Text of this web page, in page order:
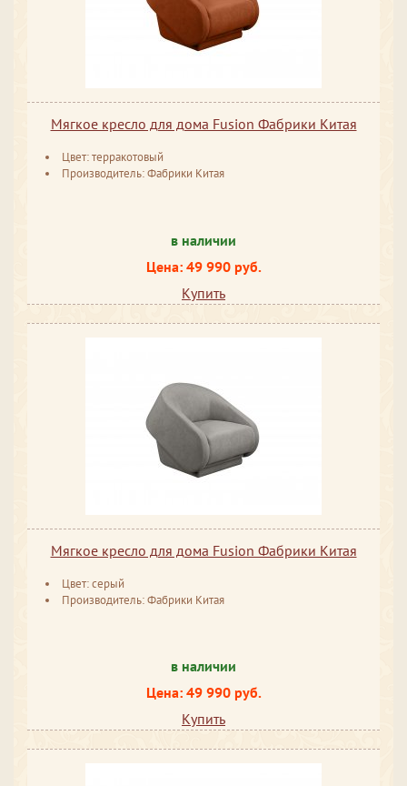
Мягкое кресло для дома Fusion Фабрики Китая
Цвет: терракотовый
Производитель: Фабрики Китая
в наличии
Цена: 49 990 руб.
Купить
Мягкое кресло для дома Fusion Фабрики Китая
Цвет: серый
Производитель: Фабрики Китая
в наличии
Цена: 49 990 руб.
Купить